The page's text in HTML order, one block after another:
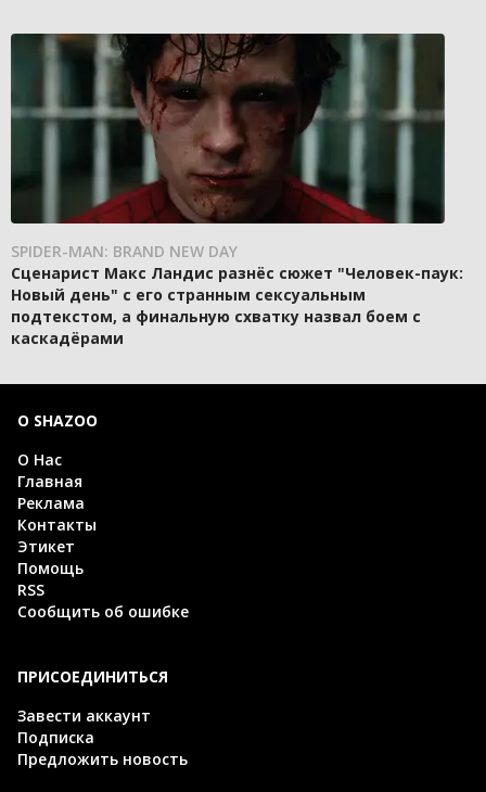
SPIDER-MAN: BRAND NEW DAY
Сценарист Макс Ландис разнёс сюжет "Человек-паук:
Новый день" с его странным сексуальным
подтекстом, а финальную схватку назвал боем с
каскадёрами
О SHAZOO
О Нас
Главная
Реклама
Контакты
Этикет
Помощь
RSS
Сообщить об ошибке
ПРИСОЕДИНИТЬСЯ
Завести аккаунт
Подписка
Предложить новость